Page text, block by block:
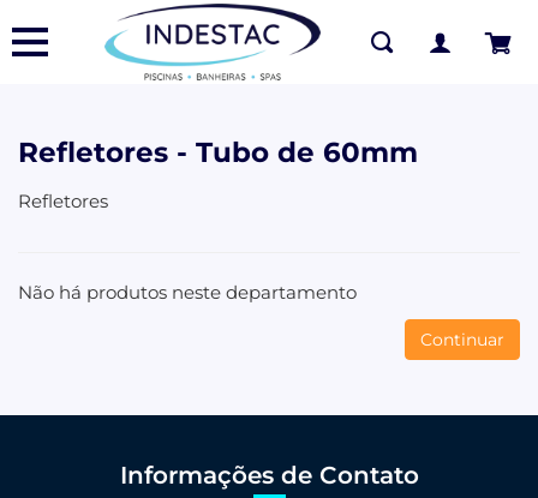
Refletores - Tubo de 60mm
Refletores
Não há produtos neste departamento
Continuar
Informações de Contato